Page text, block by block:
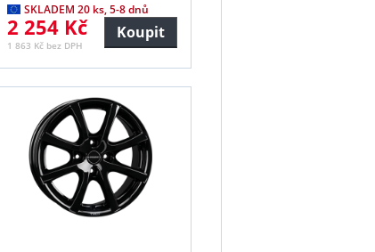
SKLADEM 20 ks, 5-8 dnů
2 254 Kč
1 863 Kč bez DPH
Koupit